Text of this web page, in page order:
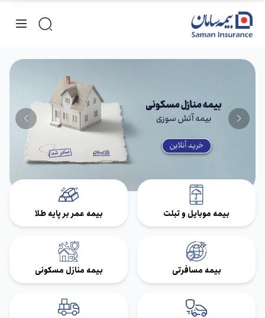
بیمه موبایل و تبلت بیمه عمر بر پایه طلا
بیمه مسافرتی بیمه منازل مسکونی